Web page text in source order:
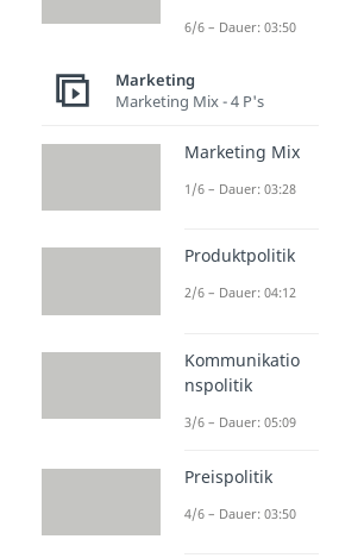
6/6 – Dauer: 03:50
Marketing
Marketing Mix - 4 P's
Marketing Mix
1/6 – Dauer: 03:28
Produktpolitik
2/6 – Dauer: 04:12
Kommunikatio
nspolitik
3/6 – Dauer: 05:09
Preispolitik
4/6 – Dauer: 03:50